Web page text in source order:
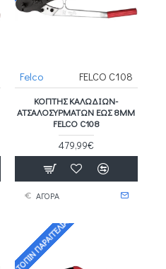
Felco FELCO C108
ΚΌΠΤΗΣ ΚΑΛΩΔΊΩΝ-
ΑΤΣΑΛΟΣΥΡΜΆΤΩΝ ΈΩΣ 8MM
FELCO C108
479,99€
ΑΓΟΡΑ
ΚΑΤΌΠΙΝ ΠΑΡΑΓΓΕΛΊΑΣ